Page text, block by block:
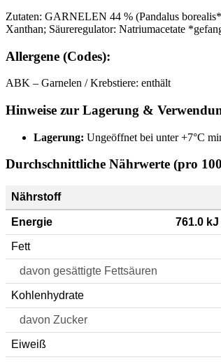
Zutaten: GARNELEN 44 % (Pandalus
Xanthan; Säureregulator: Natriumacetate
Allergene (Codes):
ABK – Garnelen / Krebstiere: enthält
Hinweise zur Lagerung &
Lagerung: Ungeöffnet bei unter +7°C
Durchschnittliche Nährwerte (pro
Nährstoff
Energie 761.0 kJ
Fett
davon gesättigte Fettsäuren
Kohlenhydrate
davon Zucker
Eiweiß